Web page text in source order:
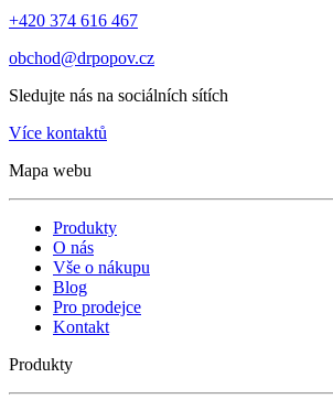
+420 374 616 467
obchod@drpopov.cz
Sledujte nás na sociálních sítích
Více kontaktů
Mapa webu
Produkty
O nás
Vše o nákupu
Blog
Pro prodejce
Kontakt
Produkty